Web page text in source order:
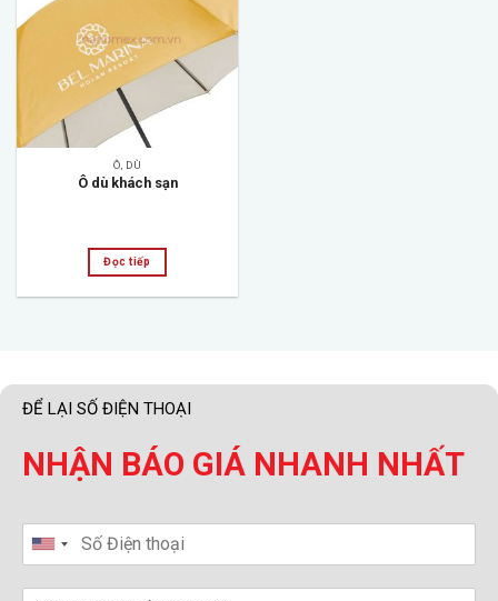
Add to
wishlist
Ô, DÙ
Ô dù khách sạn
Đọc tiếp
ĐỂ LẠI SỐ ĐIỆN THOẠI
NHẬN BÁO GIÁ NHANH NHẤT